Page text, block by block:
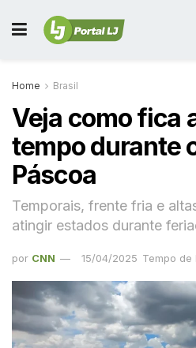
Home Brasil
Veja como fica
tempo durante
Páscoa
Temporais, frente fria e
atingir estados durante
por CNN 15/04/2025 Tempo de